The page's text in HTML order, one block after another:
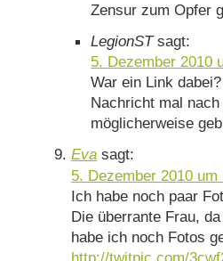
Zensur zum Opfer
LegionST sagt:
5. Dezember 2010
War ein Link
Nachricht mal
möglicherweise
Eva sagt:
5. Dezember 2010 um
Ich habe noch paar
Die überrante Frau,
habe ich noch Fotos
http://twitpic.com/